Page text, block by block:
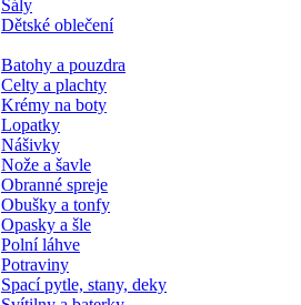
Šály
Dětské oblečení
Batohy a pouzdra
Celty a plachty
Krémy na boty
Lopatky
Nášivky
Nože a šavle
Obranné spreje
Obušky a tonfy
Opasky a šle
Polní láhve
Potraviny
Spací pytle, stany, deky